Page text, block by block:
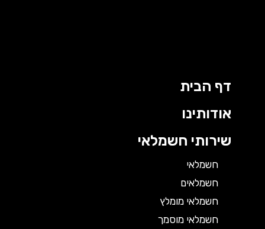
דף הבית
אודותינו
שירותי חשמלאי
חשמלאי
חשמלאים
חשמלאי מומלץ
חשמלאי מוסמך